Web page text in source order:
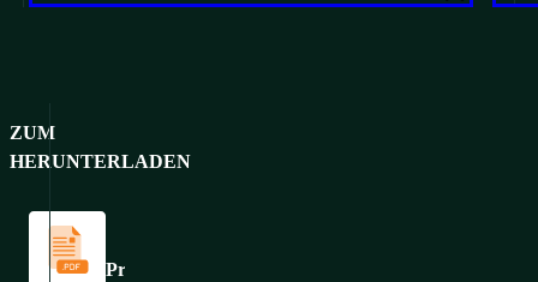
ZUM
HERUNTERLADEN
Produktkatalog:
Kataloge
und
Broschüren